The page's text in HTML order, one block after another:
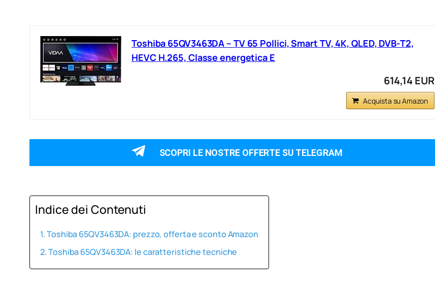
Toshiba 65QV3463DA – TV 65 Pollici, Smart TV, 4K, QLED, DVB-T2,
HEVC H.265, Classe energetica E
614,14 EUR
Acquista su Amazon
SCOPRI LE NOSTRE OFFERTE SU TELEGRAM
Indice dei Contenuti
Toshiba 65QV3463DA: prezzo, offerta e sconto Amazon
Toshiba 65QV3463DA: le caratteristiche tecniche